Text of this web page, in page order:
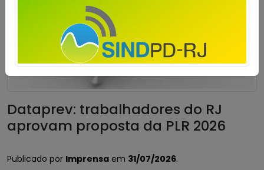
Dataprev: trabalhadores do RJ
aprovam proposta da PLR 2026
Publicado por Imprensa em 31/07/2026.